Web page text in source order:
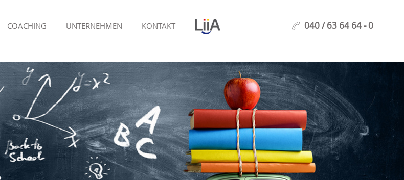
040 / 63 64 64 - 0
COACHING UNTERNEHMEN KONTAKT